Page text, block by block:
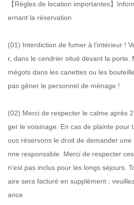
【Règles de location importantes】
ernant la réservation
(01) Interdiction de fumer à l'intérieur !
r, dans le cendrier situé devant la porte.
mégots dans les canettes ou les
pas gêner le personnel de ménage !
(02) Merci de respecter le calme après
ger le voisinage. En cas de plainte pour
ous réservons le droit de demander
nne responsable. Merci de respecter
n'est pas inclus pour les longs séjours.
aire sera facturé en supplément ;
ance.